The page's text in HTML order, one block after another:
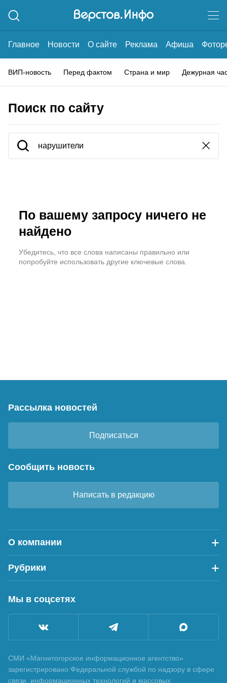
Главное Новости О сайте Реклама Афиша
ВИП-новость Перед фактом Страна и мир Дежурная
Поиск по сайту
По вашему запросу ничего не
найдено
Убедитесь, что все слова написаны правильно или
попробуйте использовать другие ключевые слова.
Рассылка новостей
Подписаться
Сообщить новость
Написать в редакцию
О компании
Рубрики
Мы в соцсетях
СМИ «Магнитогорское информационное агентство»
зарегистрировано Федеральной службой по надзору в сфере
связи, информационных технологий и массовых